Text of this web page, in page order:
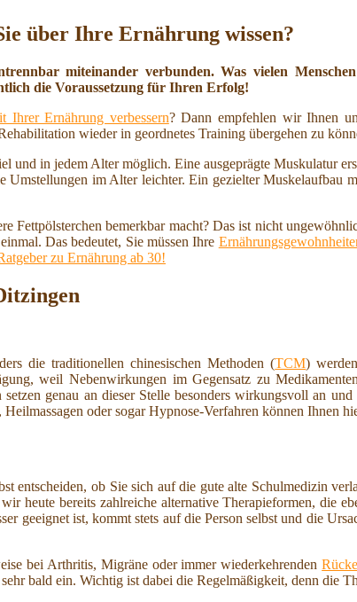
über Ihre Ernährung wissen?
miteinander verbunden. Was vielen
die Voraussetzung für Ihren Erfolg!
Ihrer Ernährung verbessern? Dann empfehlen wir Ihnen
wieder in geordnetes Training übergehen zu
und in jedem Alter möglich. Eine ausgeprägte Muskulatur
im Alter leichter. Ein gezielter Muskelaufbau
Fettpölsterchen bemerkbar macht? Das ist nicht
Das bedeutet, Sie müssen Ihre
zu Ernährung ab 30!
die traditionellen chinesischen Methoden (TCM)
weil Nebenwirkungen im Gegensatz zu
genau an dieser Stelle besonders wirkungsvoll an
oder sogar Hypnose-Verfahren können Ihnen
entscheiden, ob Sie sich auf die gute alte Schulmedizin
heute bereits zahlreiche alternative Therapieformen, die
geeignet ist, kommt stets auf die Person selbst und die
bei Arthritis, Migräne oder immer wiederkehrenden
bald ein. Wichtig ist dabei die Regelmäßigkeit, denn die